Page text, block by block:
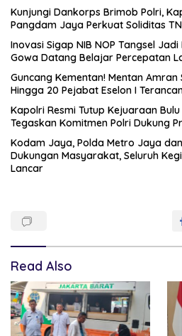
Kunjungi Dankorps Brimob Polri,
Pangdam Jaya Perkuat Soliditas
Inovasi Sigap NIB NOP Tangsel
Gowa Datang Belajar Percepatan
Guncang Kementan! Mentan Amran
Hingga 20 Pejabat Eselon I
Kapolri Resmi Tutup Kejuaraan
Tegaskan Komitmen Polri Dukung
Kodam Jaya, Polda Metro Jaya
Dukungan Masyarakat, Seluruh
Lancar
Read Also